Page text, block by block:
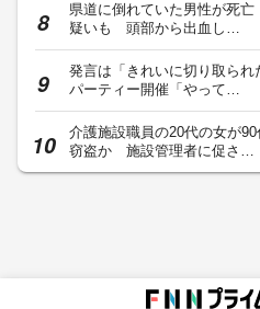
県道に倒れていた男性が死
疑いも 頭部から出血し…
発言は「きれいに切り取ら
パーティー開催「やって…
介護施設職員の20代の女が
窃盗か 施設管理者に促さ…